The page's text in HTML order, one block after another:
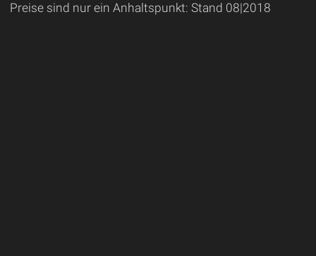
Preise sind nur ein Anhaltspunkt: Stand 08|2018